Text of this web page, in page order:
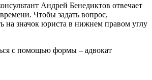
Андрей Бенедиктов отвечает
Чтобы задать вопрос,
на значок юриста в нижнем правом углу
с помощью формы – адвокат